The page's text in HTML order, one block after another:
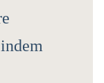
indem